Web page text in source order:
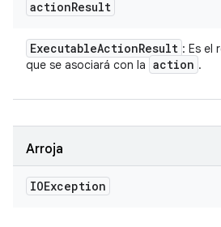
actionResult
ExecutableActionResult : Es el
que se asociará con la action .
Arroja
IOException